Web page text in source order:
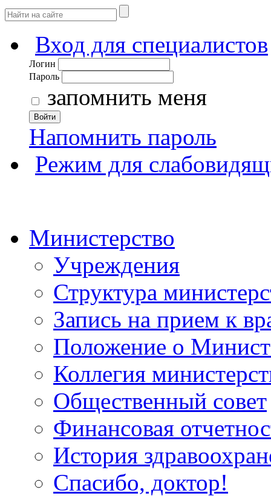
Вход для специалистов
Логин
Пароль
запомнить меня
Войти
Напомнить пароль
Режим для
Министерство
Учреждения
Структура
Запись на прием к
Положение о
Коллегия
Общественный совет
Финансовая
История
Спасибо, доктор!